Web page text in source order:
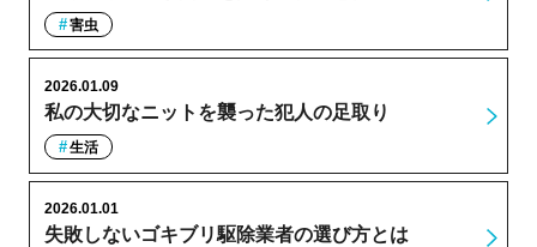
害虫
私の大切なニットを襲った犯人の足取り
2026.01.09
生活
失敗しないゴキブリ駆除業者の選び方とは
2026.01.01